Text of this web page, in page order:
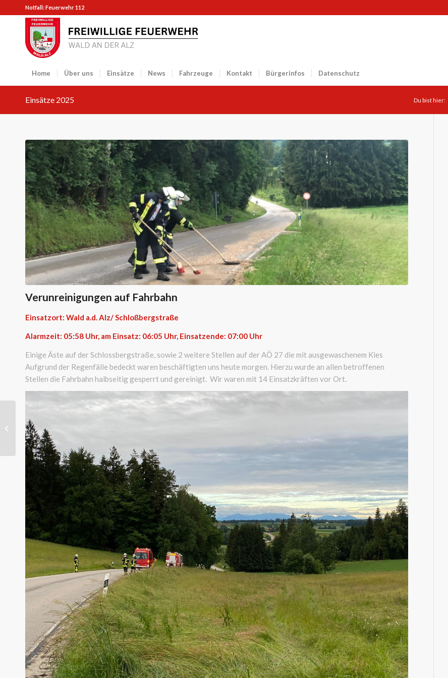
Notfall: Feuerwehr 112
Home Über uns Einsätze News Fahrzeuge Kontakt Bürgerinfos Datenschutz
Einsätze 2025 Du bist hier:
Verunreinigungen auf Fahrbahn
Einsatzort: Wald a.d. Alz/ Schloßbergstraße
Alarmzeit: 05:58 Uhr, am Einsatz: 06:05 Uhr, Einsatzende: 07:00 Uhr
Einige Äste auf der Schlossbergstraße, sowie 2 weitere Stellen auf der AÖ 27 die mit ausgewaschenem Kies
Aufgrund der Regenfälle bedeckt waren beschäftigten uns heute morgen. Hierzu wurde an allen betroffenen
Stellen die Fahrbahn halbseitig gesperrt und gereinigt. Wir waren mit 14 Einsatzkräften vor Ort.
Ölspur